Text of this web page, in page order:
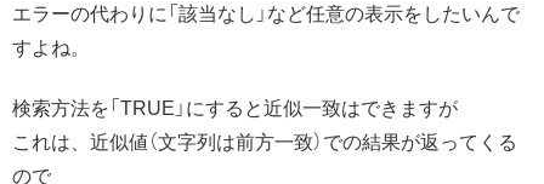
エラーの代わりに「該当なし」など任意の表示をしたいんで
すよね。
検索方法を「TRUE」にすると近似一致はできますが
これは、近似値（文字列は前方一致）での結果が返ってくる
ので